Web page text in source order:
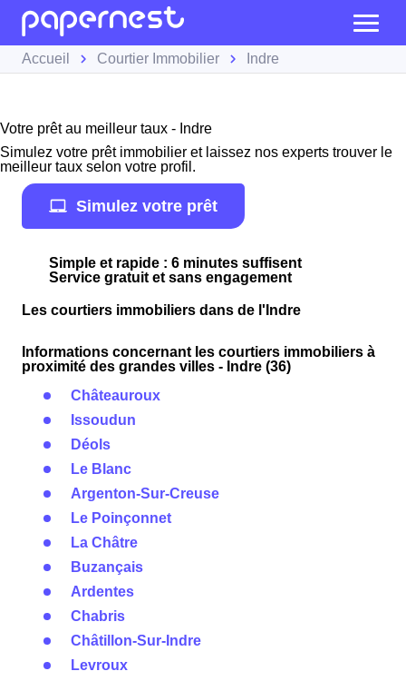
Accueil Courtier Immobilier Indre
Votre prêt au meilleur taux - Indre
Simulez votre prêt immobilier et laissez nos experts trouver le
meilleur taux selon votre profil.
Simulez votre prêt
Simple et rapide : 6 minutes suffisent
Service gratuit et sans engagement
Les courtiers immobiliers dans de l'Indre
Informations concernant les courtiers immobiliers à
proximité des grandes villes - Indre (36)
Châteauroux
Issoudun
Déols
Le Blanc
Argenton-Sur-Creuse
Le Poinçonnet
La Châtre
Buzançais
Ardentes
Chabris
Châtillon-Sur-Indre
Levroux